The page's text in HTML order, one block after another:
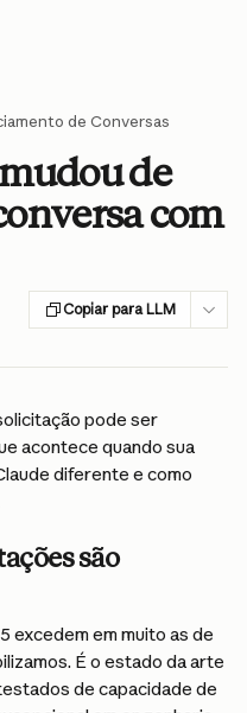
de Conversas
de
com
Copiar para LLM
pode ser
acontece quando sua
diferente e como
são
excedem em muito as de
É o estado da arte
de capacidade de